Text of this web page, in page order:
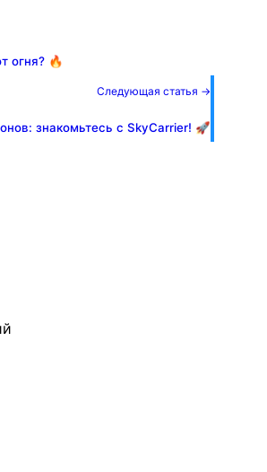
огня? 🔥
Следующая статья →
знакомьтесь с SkyCarrier! 🚀